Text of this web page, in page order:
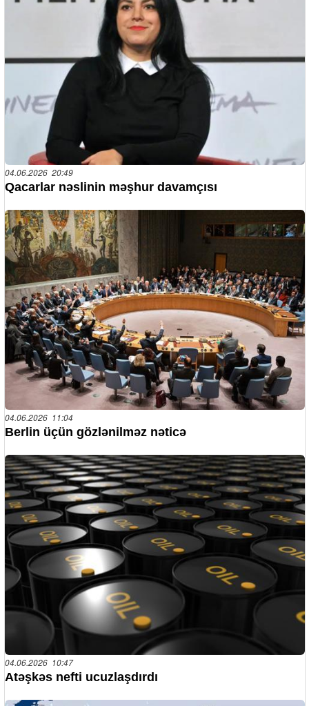
04.06.2026 20:49
Qacarlar nəslinin məşhur davamçısı
04.06.2026 11:04
Berlin üçün gözlənilməz nəticə
04.06.2026 10:47
Atəşkəs nefti ucuzlaşdırdı